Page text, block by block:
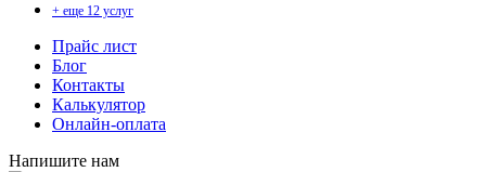
+ еще 12 услуг
Прайс лист
Блог
Контакты
Калькулятор
Онлайн-оплата
Напишите нам